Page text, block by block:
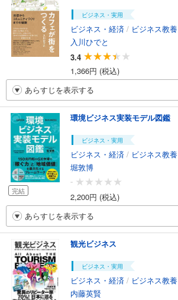
ビジネス・実用
ビジネス・経済 / ビジネス教養
入川ひでと
3.4
1,366円 (税込)
あらすじを表示する
完結
環境ビジネス実装モデル図鑑
ビジネス・実用
ビジネス・経済 / ビジネス教養
堀敦博
-
2,200円 (税込)
あらすじを表示する
観光ビジネス
ビジネス・実用
ビジネス・経済 / ビジネス教養
内藤英賢